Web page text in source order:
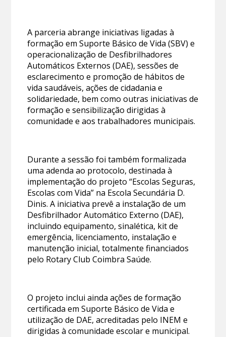
A parceria abrange iniciativas ligadas à
formação em Suporte Básico de Vida (SBV) e
operacionalização de Desfibrilhadores
Automáticos Externos (DAE), sessões de
esclarecimento e promoção de hábitos de
vida saudáveis, ações de cidadania e
solidariedade, bem como outras iniciativas de
formação e sensibilização dirigidas à
comunidade e aos trabalhadores municipais.
Durante a sessão foi também formalizada
uma adenda ao protocolo, destinada à
implementação do projeto “Escolas Seguras,
Escolas com Vida” na Escola Secundária D.
Dinis. A iniciativa prevê a instalação de um
Desfibrilhador Automático Externo (DAE),
incluindo equipamento, sinalética, kit de
emergência, licenciamento, instalação e
manutenção inicial, totalmente financiados
pelo Rotary Club Coimbra Saúde.
O projeto inclui ainda ações de formação
certificada em Suporte Básico de Vida e
utilização de DAE, acreditadas pelo INEM e
dirigidas à comunidade escolar e municipal.